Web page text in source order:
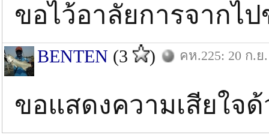
ขอไว้อาลัยการจากไ
BENTEN (3 ) คห.225: 20 ก.ย
ขอแสดงความเสียใจ